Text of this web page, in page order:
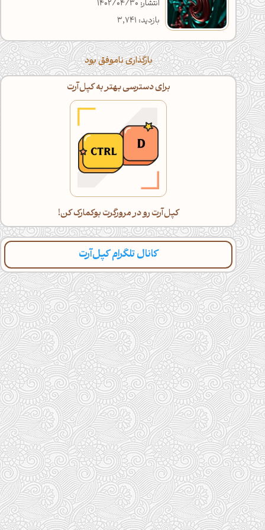
انتشار: 1402/04/30
بازدید: 3,741
بارگذاری ناموفق بود
اگه خسته شدی، با گوشی ادامه بده!
دراز بکش و کپل‌آرت رو اسکرول کن(:
کانال تلگرام کپل‌آرت